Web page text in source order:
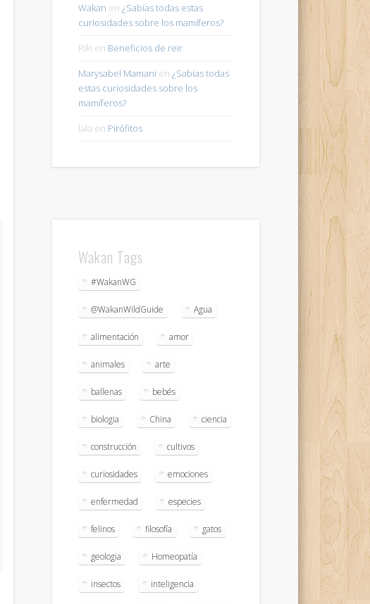
Wakan en ¿Sabías todas estas
curiosidades sobre los mamíferos?
Riki en Beneficios de reir
Marysabel Mamani en ¿Sabías todas
estas curiosidades sobre los
mamíferos?
lala en Pirófitos
Wakan Tags
#WakanWG
@WakanWildGuide Agua
alimentación amor
animales arte
ballenas bebés
biologia China ciencia
construcción cultivos
curiosidades emociones
enfermedad especies
felinos filosofía gatos
geologia Homeopatía
insectos inteligencia